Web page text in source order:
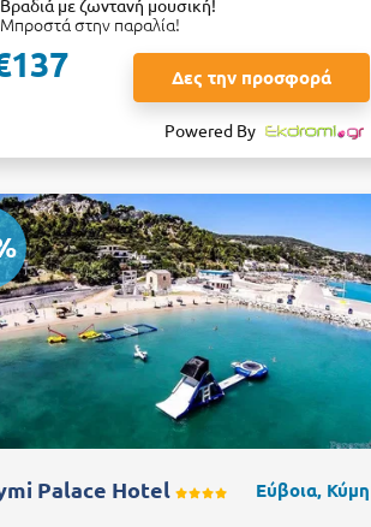
Βραδιά με ζωντανή μουσική!
Μπροστά στην παραλία!
Δες την προσφορά
Powered By
Palace Hotel Εύβοια, Κύμη